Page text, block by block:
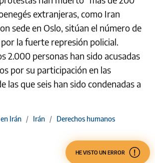
extranjeras, como Iran
sede en Oslo, sitúan el número de
la fuerte represión policial.
2.000 personas han sido acusadas
por su participación en las
las que seis han sido condenadas a
Irán / Irán / Derechos humanos
HE VISTO UN ERROR